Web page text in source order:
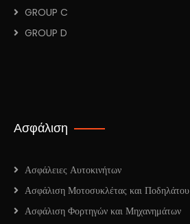
GROUP C
GROUP D
Ασφάλιση
Ασφάλειες Αυτοκινήτων
Ασφάλιση Μοτοσυκλέτας και Ποδηλάτου
Ασφάλιση Φορτηγών και Μηχανημάτων